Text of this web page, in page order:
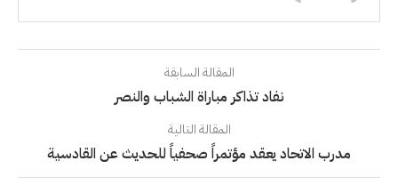
المقالة السابقة
نفاد تذاكر مباراة الشباب والنصر
المقالة التالية
مدرب الاتحاد يعقد مؤتمراً صحفياً للحديث عن القادسية